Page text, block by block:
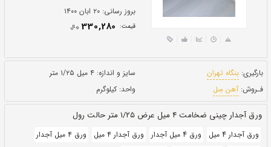
ورق آجدار چین ضخامت 4 میل
1/25 متر
تولید:
حالت: رول
بروز رسانی:۲۰ ابان ۱۴۰۰